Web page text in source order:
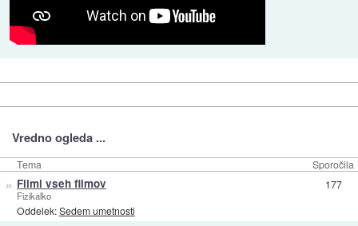
Vredno ogleda ...
Tema Sporočila
» Filmi vseh filmov
Fizikalko
Oddelek:Sedem umetnosti
177